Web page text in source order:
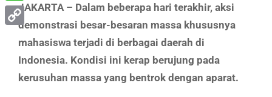
JAKARTA – Dalam beberapa hari terakhir, aksi
demonstrasi besar-besaran massa khususnya
mahasiswa terjadi di berbagai daerah di
Indonesia. Kondisi ini kerap berujung pada
kerusuhan massa yang bentrok dengan aparat.
WhatsApp
Link